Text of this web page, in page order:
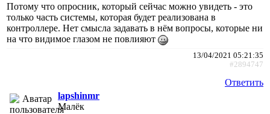
Потому что опросник, который сейчас можно увидеть - это
только часть системы, которая будет реализована в
контроллере. Нет смысла задавать в нём вопросы, которые ни
на что видимое глазом не повлияют
13/04/2021 05:21:35
#2894747
Ответить
lapshinmr
Малёк